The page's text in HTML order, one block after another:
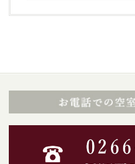
・諏訪大社4社を巡る無料参
・就寝用パジャマをご用意
・館内フリーWi-Fi